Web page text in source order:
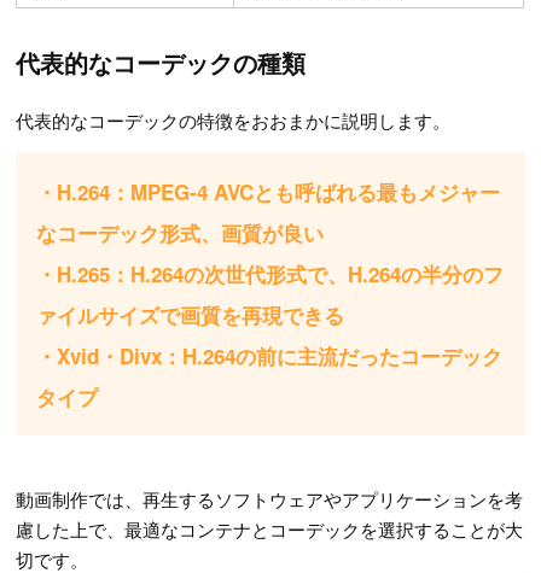
代表的なコーデックの種類
代表的なコーデックの特徴をおおまかに説明します。
・H.264：MPEG-4 AVCとも呼ばれる最もメジャー
なコーデック形式、画質が良い
・H.265：H.264の次世代形式で、H.264の半分のフ
ァイルサイズで画質を再現できる
・Xvid・Divx：H.264の前に主流だったコーデック
タイプ
動画制作では、再生するソフトウェアやアプリケーションを考
慮した上で、最適なコンテナとコーデックを選択することが大
切です。